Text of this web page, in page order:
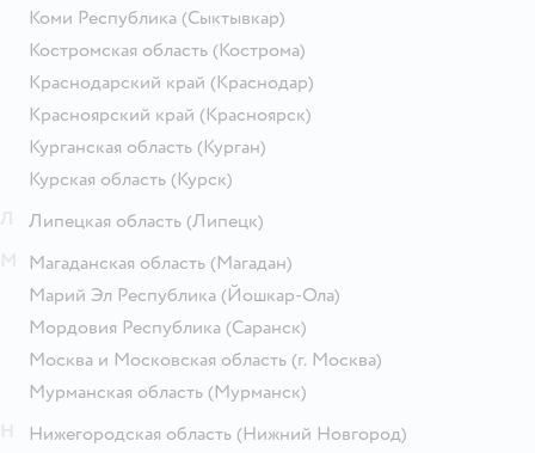
Коми Республика (Сыктывкар)
Костромская область (Кострома)
Краснодарский край (Краснодар)
Красноярский край (Красноярск)
Курганская область (Курган)
Курская область (Курск)
Липецкая область (Липецк)
Магаданская область (Магадан)
Марий Эл Республика (Йошкар-Ола)
Мордовия Республика (Саранск)
Москва и Московская область (г. Москва)
Мурманская область (Мурманск)
Нижегородская область (Нижний Новгород)